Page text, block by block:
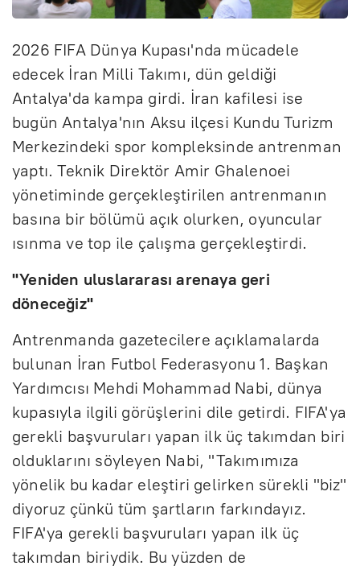
2026 FIFA Dünya Kupası'nda mücadele
edecek İran Milli Takımı, dün geldiği
Antalya'da kampa girdi. İran kafilesi ise
bugün Antalya'nın Aksu ilçesi Kundu Turizm
Merkezindeki spor kompleksinde antrenman
yaptı. Teknik Direktör Amir Ghalenoei
yönetiminde gerçekleştirilen antrenmanın
basına bir bölümü açık olurken, oyuncular
ısınma ve top ile çalışma gerçekleştirdi.
"Yeniden uluslararası arenaya geri
döneceğiz"
Antrenmanda gazetecilere açıklamalarda
bulunan İran Futbol Federasyonu 1. Başkan
Yardımcısı Mehdi Mohammad Nabi, dünya
kupasıyla ilgili görüşlerini dile getirdi. FIFA'ya
gerekli başvuruları yapan ilk üç takımdan biri
olduklarını söyleyen Nabi, "Takımımıza
yönelik bu kadar eleştiri gelirken sürekli "biz"
diyoruz çünkü tüm şartların farkındayız.
FIFA'ya gerekli başvuruları yapan ilk üç
takımdan biriydik. Bu yüzden de